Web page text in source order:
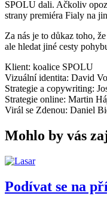
SPOLU dali. Ačkoliv
strany premiéra Fialy na
Za nás je to důkaz toho,
ale hledat jiné cesty
Klient: koalice SPOLU
Vizuální identita: David
Strategie a copywriting:
Strategie online: Martin
Virál se Zdenou: Daniel
Mohlo by vás
Podívat se na